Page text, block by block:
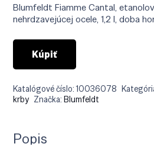
Blumfeldt Fiamme Cantal,
nehrdzavejúcej ocele, 1,2 l, doba
Kúpiť
Katalógové číslo:10036078
krby Značka:Blumfeldt
Popis